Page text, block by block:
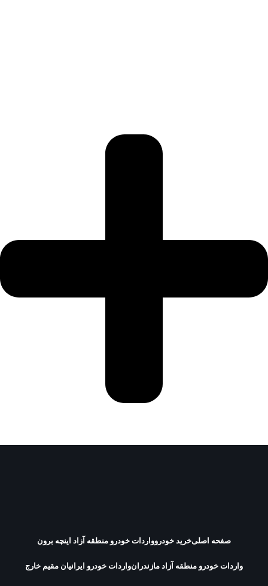
صفحه اصلیخرید خودروواردات خودرو منطقه آزاد اینچه برون
واردات خودرو منطقه آزاد مازندرانواردات خودرو ایرانیان مقیم خارج